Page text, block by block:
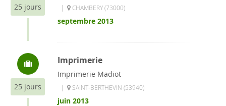
25 jours | CHAMBERY (73000)
septembre 2013
25 jours
Imprimerie
Imprimerie Madiot
| SAINT-BERTHEVIN (53940)
juin 2013